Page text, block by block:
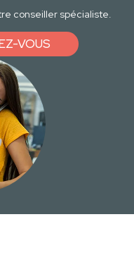
conseiller spécialiste.
VOUS